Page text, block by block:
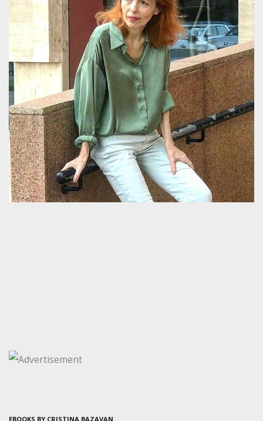
EBOOKS BY CRISTINA BAZAVAN